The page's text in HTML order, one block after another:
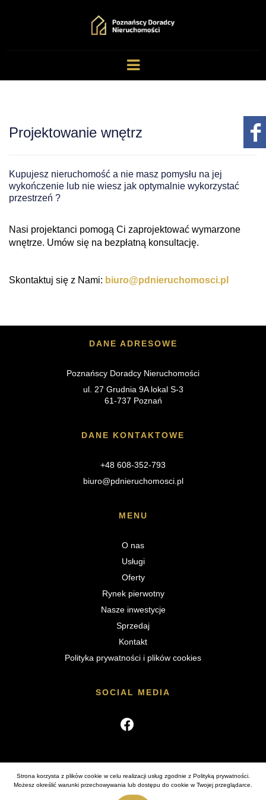
Projektowanie wnętrz
Kupujesz nieruchomość a nie masz pomysłu na jej
wykończenie lub nie wiesz jak optymalnie wykorzystać
przestrzeń ?
Nasi projektanci pomogą Ci zaprojektować wymarzone
wnętrze. Umów się na bezpłatną konsultację.
Skontaktuj się z Nami: biuro@pdnieruchomosci.pl
DANE ADRESOWE
Poznańscy Doradcy Nieruchomości
ul. 27 Grudnia 9A lokal S-3
61-737 Poznań
DANE KONTAKTOWE
+48 608-352-793
biuro@pdnieruchomosci.pl
MENU
O nas
Usługi
Oferty
Rynek pierwotny
Nasze inwestycje
Sprzedaj
Kontakt
Polityka prywatności i plików cookies
SOCIAL MEDIA
Wszelkie prawa zastrzeżone (C) 2026Poznańscy Doradcy
Strona korzysta z plików cookie w celu realizacji usług zgodnie z Polityką prywatności.
Możesz określić warunki przechowywania lub dostępu do cookie w Twojej przeglądarce.